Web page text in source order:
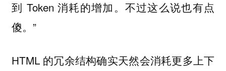
到 Token 消耗的增加。不过这么说也有点
傻。”
HTML 的冗余结构确实天然会消耗更多上下